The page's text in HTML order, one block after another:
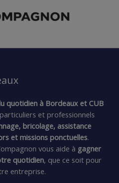
quotidien à Bordeaux et CUB
et professionnels
bricolage, assistance
et missions ponctuelles.
vous aide à gagner
quotidien, que ce soit pour
entreprise.